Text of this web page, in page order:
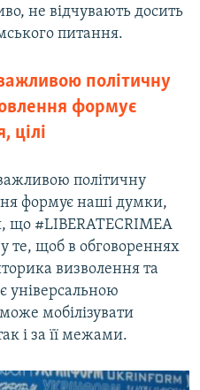
не відчувають досить
питання.
політичну
формує
цілі
політичну
формує наші думки,
що #LIBERATECRIMEA
те, щоб в обговореннях
визволення та
універсальною
мобілізувати
і за її межами.